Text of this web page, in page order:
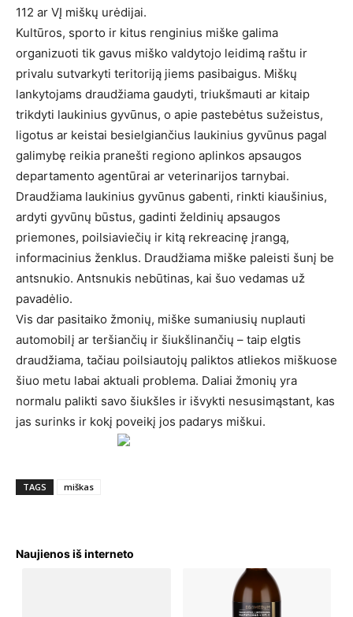
112 ar VĮ miškų urėdijai.
Kultūros, sporto ir kitus renginius miške galima
organizuoti tik gavus miško valdytojo leidimą raštu ir
privalu sutvarkyti teritoriją jiems pasibaigus. Miškų
lankytojams draudžiama gaudyti, triukšmauti ar kitaip
trikdyti laukinius gyvūnus, o apie pastebėtus sužeistus,
ligotus ar keistai besielgiančius laukinius gyvūnus pagal
galimybę reikia pranešti regiono aplinkos apsaugos
departamento agentūrai ar veterinarijos tarnybai.
Draudžiama laukinius gyvūnus gabenti, rinkti kiaušinius,
ardyti gyvūnų būstus, gadinti želdinių apsaugos
priemones, poilsiaviečių ir kitą rekreacinę įrangą,
informacinius ženklus. Draudžiama miške paleisti šunį be
antsnukio. Antsnukis nebūtinas, kai šuo vedamas už
pavadėlio.
Vis dar pasitaiko žmonių, miške sumaniusių nuplauti
automobilį ar teršiančių ir šiukšlinančių – taip elgtis
draudžiama, tačiau poilsiautojų paliktos atliekos miškuose
šiuo metu labai aktuali problema. Daliai žmonių yra
normalu palikti savo šiukšles ir išvykti nesusimąstant, kas
jas surinks ir kokį poveikį jos padarys miškui.
TAGS miškas
Naujienos iš interneto